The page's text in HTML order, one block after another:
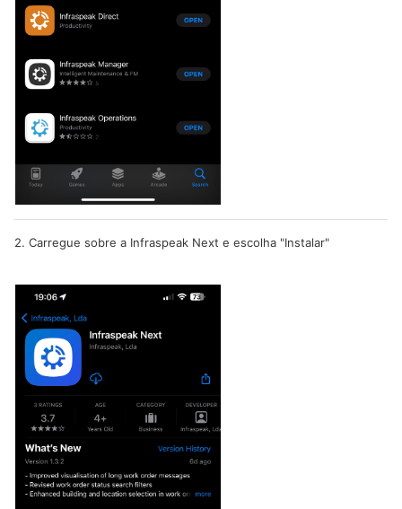
2. Carregue sobre a Infraspeak Next e escolha "Instalar"